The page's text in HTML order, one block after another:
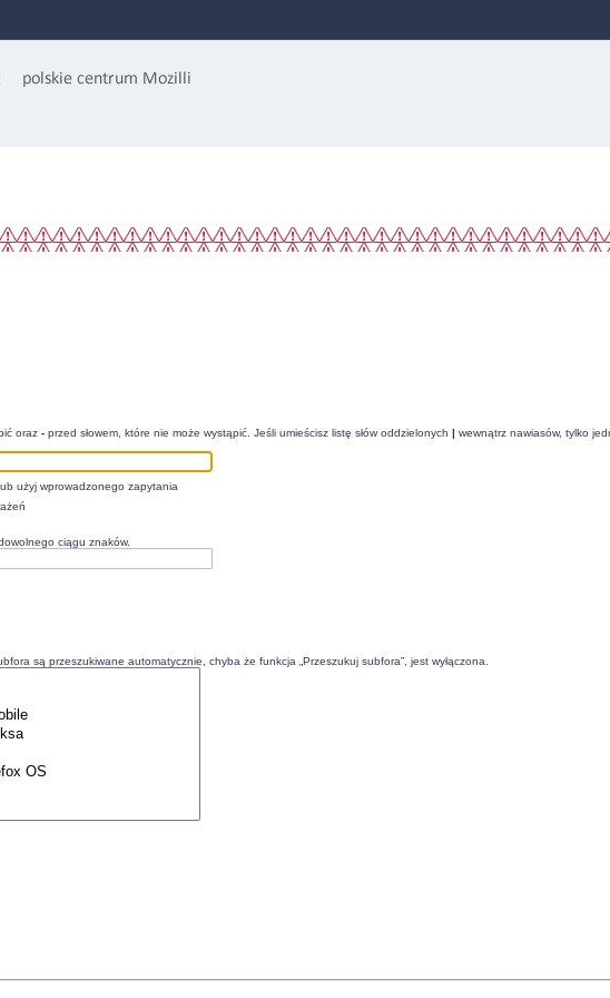
oraz- przed słowem, które nie może wystąpić. Jeśli umieścisz listę słów oddzielonych| wewnątrz nawiasów, tylko
użyj wprowadzonego zapytania
ciągu znaków.
są przeszukiwane automatycznie, chyba że funkcja „Przeszukuj subfora”, jest wyłączona.